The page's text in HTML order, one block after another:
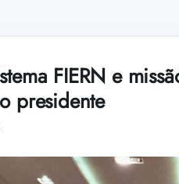
FIERN e
presidente